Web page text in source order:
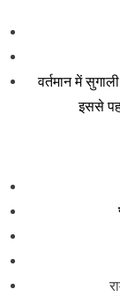
वर्तमान में
इससे